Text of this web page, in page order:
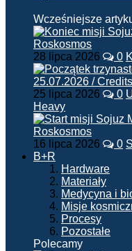
Wcześniejsze
28 lipca 2026 0
25 lipca 2026 0
Heavy
16 lipca 2026 0
B+R
Hardware
Materiały
Medycyna i
Misje
Procesy
Pozostałe
Polecamy